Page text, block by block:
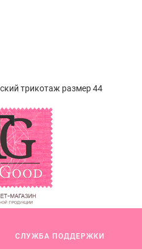
трикотаж размер 44
СЛУЖБА ПОДДЕРЖКИ